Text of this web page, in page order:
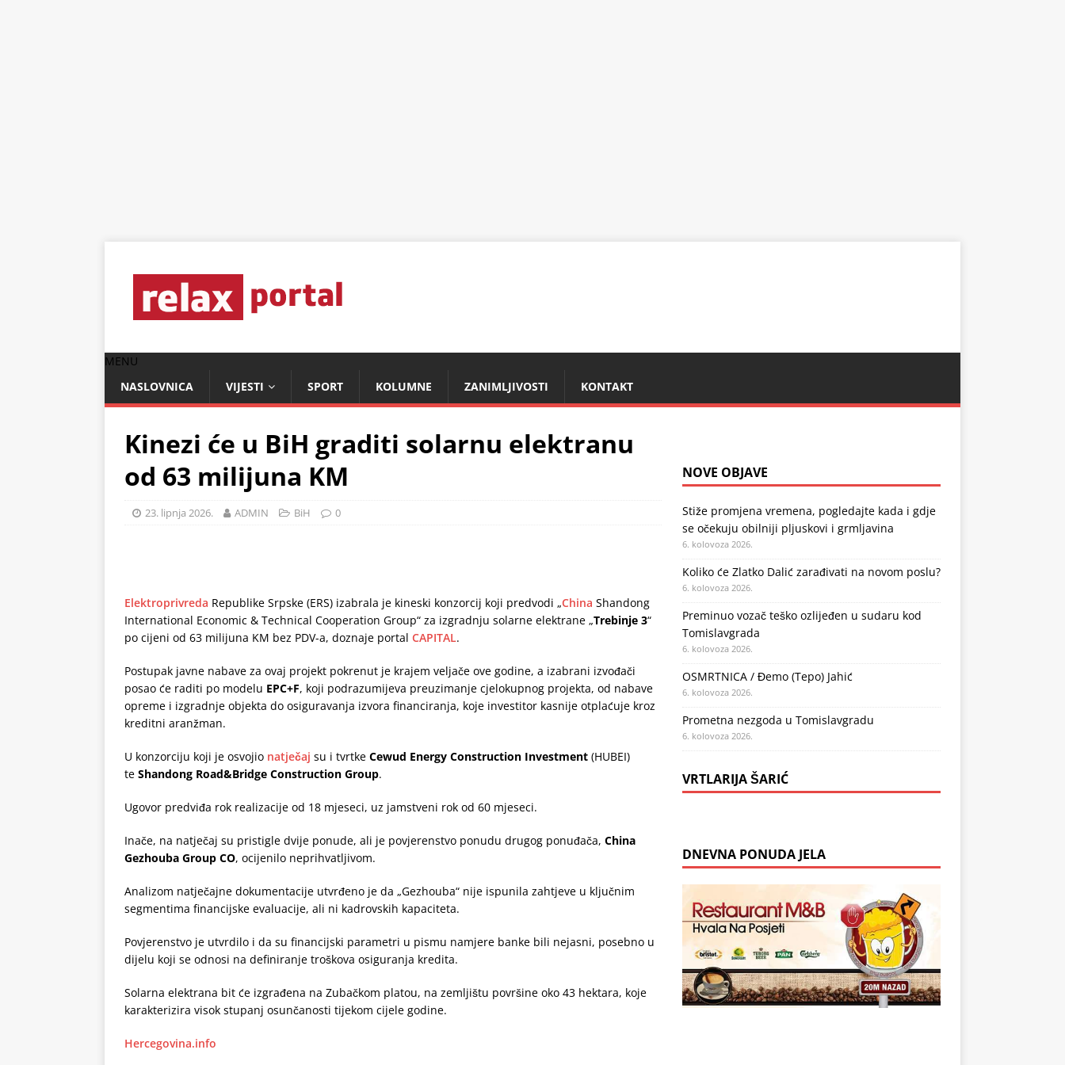
MENU
NASLOVNICA
VIJESTI SPORT KOLUMNE ZANIMLJIVOSTI KONTAKT
Kinezi će u BiH graditi solarnu elektranu
od 63 milijuna KM
23. lipnja 2026. ADMIN BiH 0
Elektroprivreda Republike Srpske (ERS) izabrala je kineski konzorcij koji predvodi „China Shandong
International Economic & Technical Cooperation Group“ za izgradnju solarne elektrane „Trebinje 3“
po cijeni od 63 milijuna KM bez PDV-a, doznaje portal CAPITAL.
Postupak javne nabave za ovaj projekt pokrenut je krajem veljače ove godine, a izabrani izvođači
posao će raditi po modelu EPC+F, koji podrazumijeva preuzimanje cjelokupnog projekta, od nabave
opreme i izgradnje objekta do osiguravanja izvora financiranja, koje investitor kasnije otplaćuje kroz
kreditni aranžman.
U konzorciju koji je osvojio natječaj su i tvrtke Cewud Energy Construction Investment (HUBEI)
te Shandong Road&Bridge Construction Group.
Ugovor predviđa rok realizacije od 18 mjeseci, uz jamstveni rok od 60 mjeseci.
Inače, na natječaj su pristigle dvije ponude, ali je povjerenstvo ponudu drugog ponuđača, China
Gezhouba Group CO, ocijenilo neprihvatljivom.
Analizom natječajne dokumentacije utvrđeno je da „Gezhouba“ nije ispunila zahtjeve u ključnim
segmentima financijske evaluacije, ali ni kadrovskih kapaciteta.
Povjerenstvo je utvrdilo i da su financijski parametri u pismu namjere banke bili nejasni, posebno u
dijelu koji se odnosi na definiranje troškova osiguranja kredita.
Solarna elektrana bit će izgrađena na Zubačkom platou, na zemljištu površine oko 43 hektara, koje
karakterizira visok stupanj osunčanosti tijekom cijele godine.
Hercegovina.info
NOVE OBJAVE
Stiže promjena vremena, pogledajte kada i gdje
se očekuju obilniji pljuskovi i grmljavina
6. kolovoza 2026.
Koliko će Zlatko Dalić zarađivati na novom poslu?
6. kolovoza 2026.
Preminuo vozač teško ozlijeđen u sudaru kod
Tomislavgrada
6. kolovoza 2026.
OSMRTNICA / Đemo (Tepo) Jahić
6. kolovoza 2026.
Prometna nezgoda u Tomislavgradu
6. kolovoza 2026.
VRTLARIJA ŠARIĆ
DNEVNA PONUDA JELA